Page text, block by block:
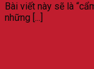
Bài viết này sẽ là
những [...]